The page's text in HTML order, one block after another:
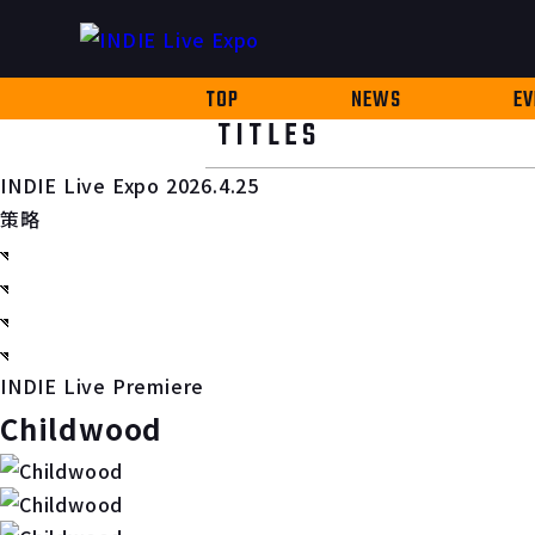
TOP NEWS
TITLES
INDIE Live Expo 2026.4.25
策略
INDIE Live Premiere
Childwood